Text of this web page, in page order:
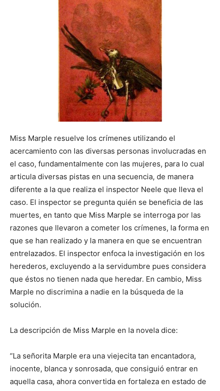
Miss Marple resuelve los crímenes utilizando el
acercamiento con las diversas personas involucradas en
el caso, fundamentalmente con las mujeres, para lo cual
articula diversas pistas en una secuencia, de manera
diferente a la que realiza el inspector Neele que lleva el
caso. El inspector se pregunta quién se beneficia de las
muertes, en tanto que Miss Marple se interroga por las
razones que llevaron a cometer los crímenes, la forma en
que se han realizado y la manera en que se encuentran
entrelazados. El inspector enfoca la investigación en los
herederos, excluyendo a la servidumbre pues considera
que éstos no tienen nada que heredar. En cambio, Miss
Marple no discrimina a nadie en la búsqueda de la
solución.
La descripción de Miss Marple en la novela dice:
“La señorita Marple era una viejecita tan encantadora,
inocente, blanca y sonrosada, que consiguió entrar en
aquella casa, ahora convertida en fortaleza en estado de